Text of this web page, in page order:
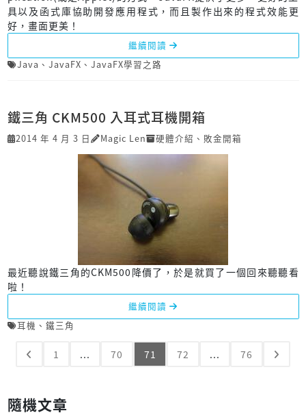
具以及函式庫協助開發應用程式，而且製作出來的程式效能更
好，畫面更美！
繼續閱讀
Java 、 JavaFX 、 JavaFX學習之路
鐵三角 CKM500 入耳式耳機開箱
2014 年 4 月 3 日 Magic Len 硬體介紹 、 敗金開箱
最近聽說鐵三角的CKM500降價了，於是就買了一個回來聽聽看
啦！
繼續閱讀
耳機 、 鐵三角
1 ... 70 71 72 ... 76
隨機文章